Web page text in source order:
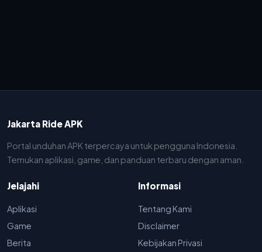
Jakarta Ride APK
Portal unduhan APK terpercaya untuk pengguna Indonesia.
Temukan aplikasi, game, dan panduan terbaru dengan aman.
Jelajahi
Aplikasi
Game
Berita
Informasi
Tentang Kami
Disclaimer
Kebijakan Privasi